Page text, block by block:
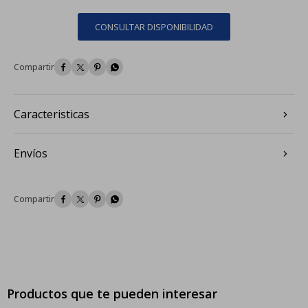
CONSULTAR DISPONIBILIDAD
   
Caracteristicas
Envíos
   
Productos que te pueden interesar